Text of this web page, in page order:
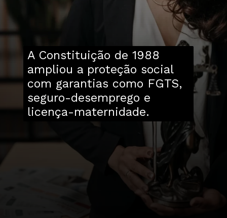
A Constituição de 1988
ampliou a proteção social
com garantias como FGTS,
seguro-desemprego e
licença-maternidade.